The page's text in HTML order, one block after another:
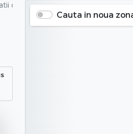
comerciale de inchiriat
Cauta in noua